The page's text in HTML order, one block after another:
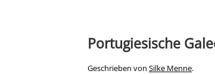
Portugiesische
Geschrieben von Silke Menne.